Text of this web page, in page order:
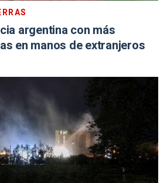
argentina con más
en manos de extranjeros